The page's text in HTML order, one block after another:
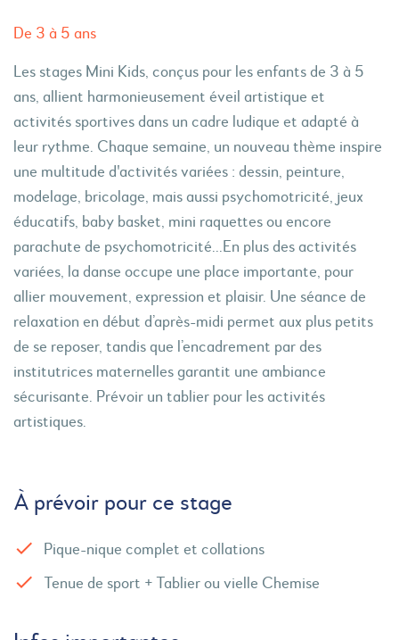
De 3 à 5 ans
Les stages Mini Kids, conçus pour les enfants de 3 à 5
ans, allient harmonieusement éveil artistique et
activités sportives dans un cadre ludique et adapté à
leur rythme. Chaque semaine, un nouveau thème inspire
une multitude d'activités variées : dessin, peinture,
modelage, bricolage, mais aussi psychomotricité, jeux
éducatifs, baby basket, mini raquettes ou encore
parachute de psychomotricité...En plus des activités
variées, la danse occupe une place importante, pour
allier mouvement, expression et plaisir. Une séance de
relaxation en début d’après-midi permet aux plus petits
de se reposer, tandis que l’encadrement par des
institutrices maternelles garantit une ambiance
sécurisante. Prévoir un tablier pour les activités
artistiques.
À prévoir pour ce stage
Pique-nique complet et collations
Tenue de sport + Tablier ou vielle Chemise